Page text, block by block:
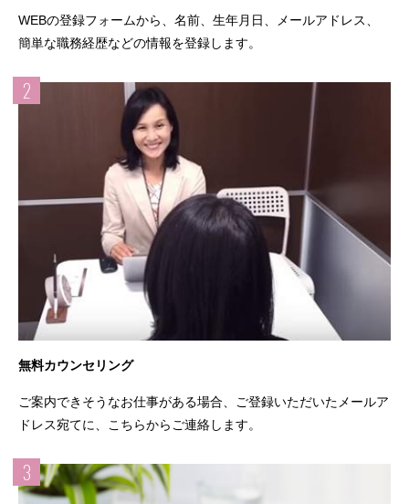
WEBの登録フォームから、名前、生年月日、メールアドレス、
簡単な職務経歴などの情報を登録します。
2
無料カウンセリング
ご案内できそうなお仕事がある場合、ご登録いただいたメールア
ドレス宛てに、こちらからご連絡します。
3